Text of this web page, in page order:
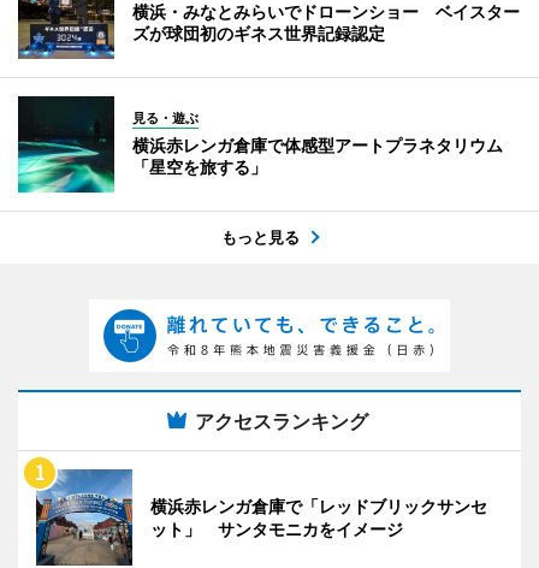
横浜・みなとみらいでドローンショー ベイスター
ズが球団初のギネス世界記録認定
見る・遊ぶ
横浜赤レンガ倉庫で体感型アートプラネタリウム
「星空を旅する」
もっと見る
アクセスランキング
横浜赤レンガ倉庫で「レッドブリックサンセ
ット」 サンタモニカをイメージ